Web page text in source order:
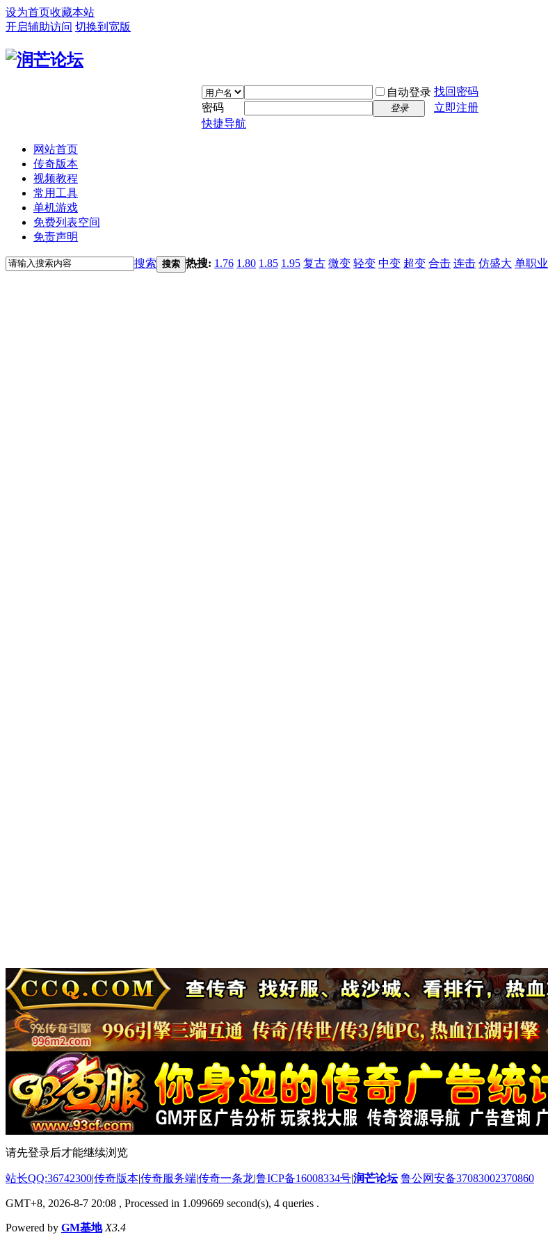
设为首页收藏本站
开启辅助访问 切换到宽版
自动登录 找回密码
密码
登录
立即注册
快捷导航
网站首页
传奇版本
视频教程
常用工具
单机游戏
免费列表空间
免责声明
搜索 搜索 热搜: 1.76 1.80 1.85 1.95 复古 微变 轻变 中变 超变 合击 连击 仿盛大 单职业
请先登录后才能继续浏览
站长QQ:36742300|传奇版本|传奇服务端|传奇一条龙|鲁ICP备16008334号|润芒论坛 鲁公网安备37083002370860
GMT+8, 2026-8-7 20:08 , Processed in 1.099669 second(s), 4 queries .
Powered by GM基地 X3.4